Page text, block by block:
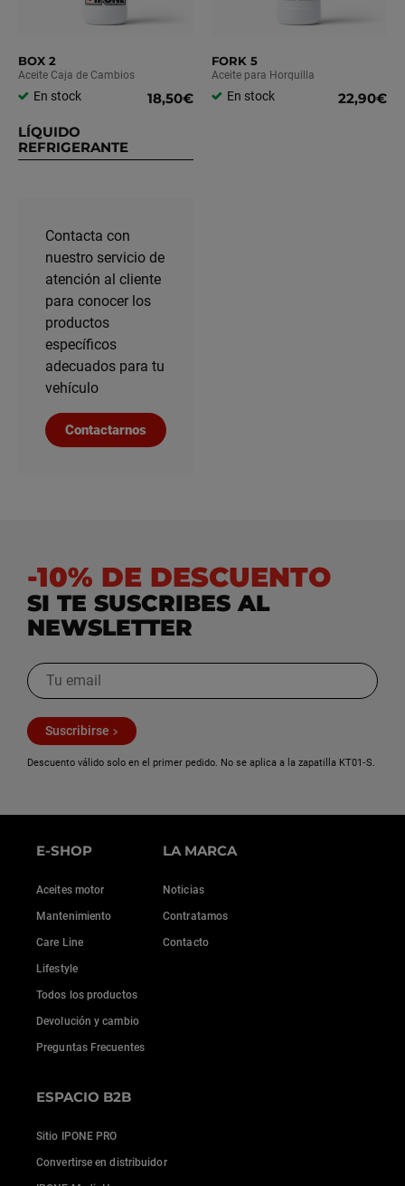
BOX 2
Aceite Caja de Cambios
En stock 18,50€
FORK 5
Aceite para Horquilla
En stock
22,90€
LÍQUIDO
REFRIGERANTE
Contacta con
nuestro servicio de
atención al cliente
para conocer los
productos
específicos
adecuados para tu
vehículo
Contactarnos
-10% DE DESCUENTO
SI TE SUSCRIBES AL
NEWSLETTER
Suscribirse
Descuento válido solo en el primer pedido. No se aplica a la zapatilla KT01‑S.
E-SHOP
Aceites motor
Mantenimiento
Care Line
Lifestyle
Todos los productos
Devolución y cambio
Preguntas Frecuentes
LA MARCA
Noticias
Contratamos
Contacto
ESPACIO B2B
Sitio IPONE PRO
Convertirse en distribuidor